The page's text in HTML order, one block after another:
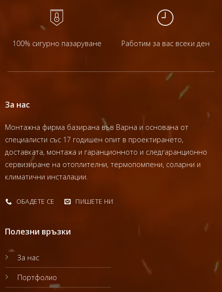
100% сигурно пазаруване Работим за вас всеки ден
За нас
Монтажна фирма базирана във Варна и основана от
специалисти със 17 годишен опит в проектирането,
доставката, монтажа и гаранционното и следгаранционно
сервизиране на отоплителни, термопомпени, соларни и
климатични инсталации.
ОБАДЕТЕ СЕ ПИШЕТЕ НИ
Полезни връзки
За нас
Портфолио